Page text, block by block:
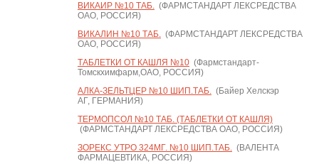
ВИКАИР №10 ТАБ.(ФАРМСТАНДАРТ ЛЕКСРЕДСТВА
ОАО, РОССИЯ)
ВИКАЛИН №10 ТАБ.(ФАРМСТАНДАРТ ЛЕКСРЕДСТВА
ОАО, РОССИЯ)
ТАБЛЕТКИ ОТ КАШЛЯ №10(Фармстандарт-
Томскхимфарм,ОАО, РОССИЯ)
АЛКА-ЗЕЛЬТЦЕР №10 ШИП.ТАБ.(Байер Хелскэр
АГ, ГЕРМАНИЯ)
ТЕРМОПСОЛ №10 ТАБ. (ТАБЛЕТКИ ОТ КАШЛЯ)
(ФАРМСТАНДАРТ ЛЕКСРЕДСТВА ОАО, РОССИЯ)
ЗОРЕКС УТРО 324МГ. №10 ШИП.ТАБ.(ВАЛЕНТА
ФАРМАЦЕВТИКА, РОССИЯ)